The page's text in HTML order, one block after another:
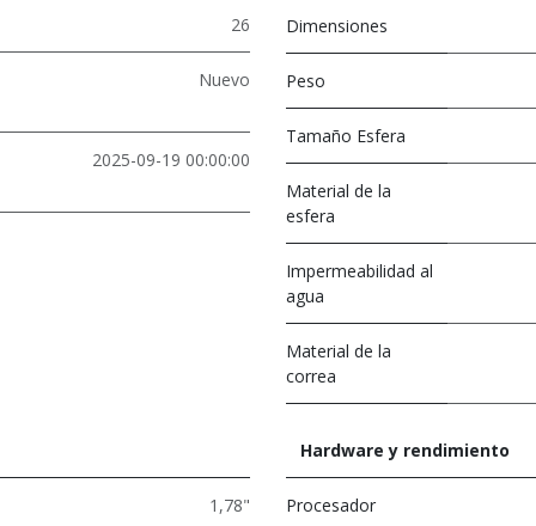
26
Nuevo
2025-09-19 00:00:00
Dimensiones
Peso
Tamaño Esfera
Material de la
esfera
Impermeabilidad al
agua
Material de la
correa
1,78"
Hardware y rendimiento
Procesador